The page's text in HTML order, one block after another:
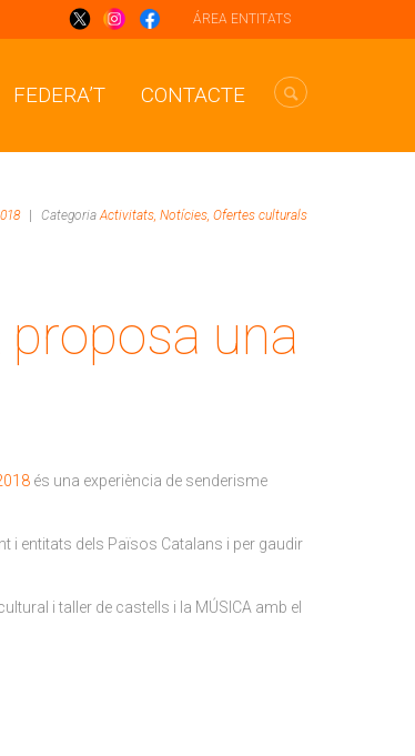
ÁREA ENTITATS
FEDERA’T CONTACTE
CategoriaActivitats, Notícies, Ofertes culturals
proposa una
és una experiència de senderisme
i entitats dels Països Catalans i per gaudir
i taller de castells i la MÚSICA amb el